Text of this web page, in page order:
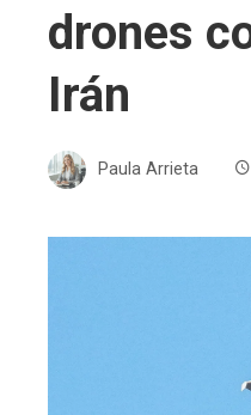
drones
Irán
Paula Arrieta